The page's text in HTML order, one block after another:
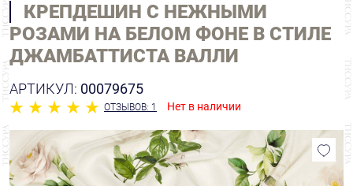
КРЕПДЕШИН С НЕЖНЫМИ
РОЗАМИ НА БЕЛОМ ФОНЕ В СТИЛЕ
ДЖАМБАТТИСТА ВАЛЛИ
АРТИКУЛ: 00079675
ОТЗЫВОВ: 1 Нет в наличии